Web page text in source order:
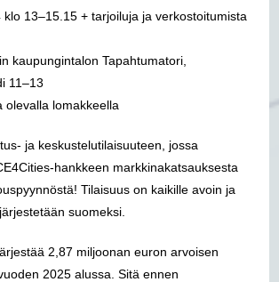
klo 13–15.15 + tarjoiluja ja verkostoitumista
kaupungintalon Tapahtumatori,
11–13
olevalla lomakkeella
ja keskustelutilaisuuteen, jossa
hankkeen markkinakatsauksesta
Tilaisuus on kaikille avoin ja
suomeksi.
2,87 miljoonan euron arvoisen
2025 alussa. Sitä ennen